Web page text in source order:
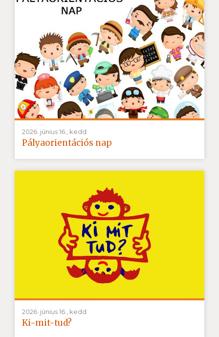
2026. június 16., kedd
Pályaorientációs nap
2026. június 16., kedd
Ki-mit-tud?